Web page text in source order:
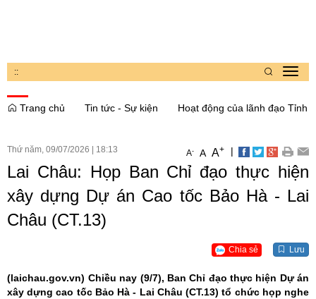
::
Trang chủ
Tin tức - Sự kiện Hoạt động của lãnh đạo Tỉnh
Thứ năm, 09/07/2026 18:13 A- A A+ |
Lai Châu: Họp Ban Chỉ đạo thực hiện
xây dựng Dự án Cao tốc Bảo Hà - Lai
Châu (CT.13)
Chia sẻ Lưu
(laichau.gov.vn) Chiều nay (9/7), Ban Chỉ đạo thực hiện Dự án
xây dựng cao tốc Bảo Hà - Lai Châu (CT.13) tổ chức họp nghe